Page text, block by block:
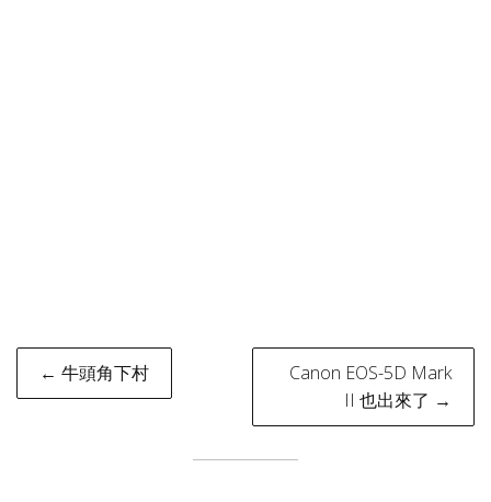
Post
navigation
← 牛頭角下村
Canon EOS-5D Mark
II 也出來了 →